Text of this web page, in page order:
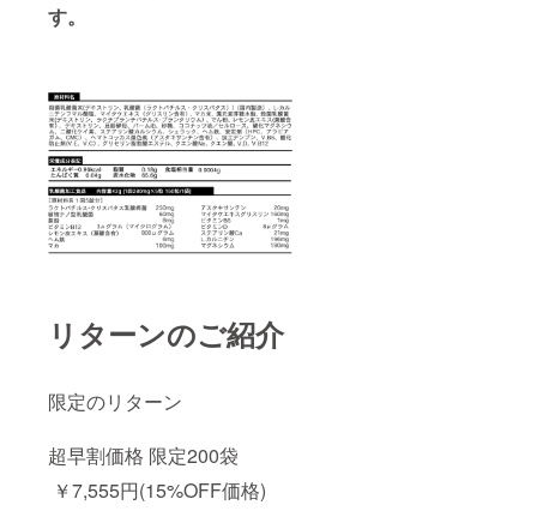
す。
リターンのご紹介
限定のリターン
超早割価格 限定200袋
￥7,555円(15%OFF価格)